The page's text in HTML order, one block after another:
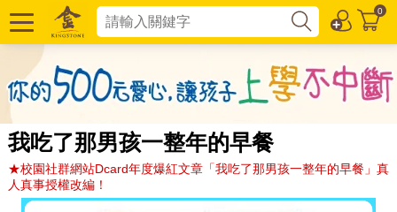
0
我吃了那男孩一整年的早餐
★校園社群網站Dcard年度爆紅文章「我吃了那男孩一整年的早餐」真
人真事授權改編！